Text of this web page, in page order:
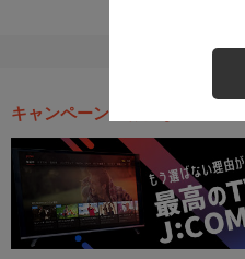
キャンペーン・お得な情報